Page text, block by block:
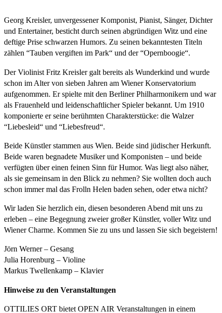
Georg Kreisler, unvergessener Komponist, Pianist, Sänger, Dichter
und Entertainer, besticht durch seinen abgründigen Witz und eine
deftige Prise schwarzen Humors. Zu seinen bekanntesten Titeln
zählen “Tauben vergiften im Park“ und der “Opernboogie“.
Der Violinist Fritz Kreisler galt bereits als Wunderkind und wurde
schon im Alter von sieben Jahren am Wiener Konservatorium
aufgenommen. Er spielte mit den Berliner Philharmonikern und war
als Frauenheld und leidenschaftlicher Spieler bekannt. Um 1910
komponierte er seine berühmten Charakterstücke: die Walzer
“Liebesleid“ und “Liebesfreud“.
Beide Künstler stammen aus Wien. Beide sind jüdischer Herkunft.
Beide waren begnadete Musiker und Komponisten – und beide
verfügten über einen feinen Sinn für Humor. Was liegt also näher,
als sie gemeinsam in den Blick zu nehmen? Sie wollten doch auch
schon immer mal das Frolln Helen baden sehen, oder etwa nicht?
Wir laden Sie herzlich ein, diesen besonderen Abend mit uns zu
erleben – eine Begegnung zweier großer Künstler, voller Witz und
Wiener Charme. Kommen Sie zu uns und lassen Sie sich begeistern!
Jörn Werner – Gesang
Julia Horenburg – Violine
Markus Twellenkamp – Klavier
Hinweise zu den Veranstaltungen
OTTILIES ORT bietet OPEN AIR Veranstaltungen in einem